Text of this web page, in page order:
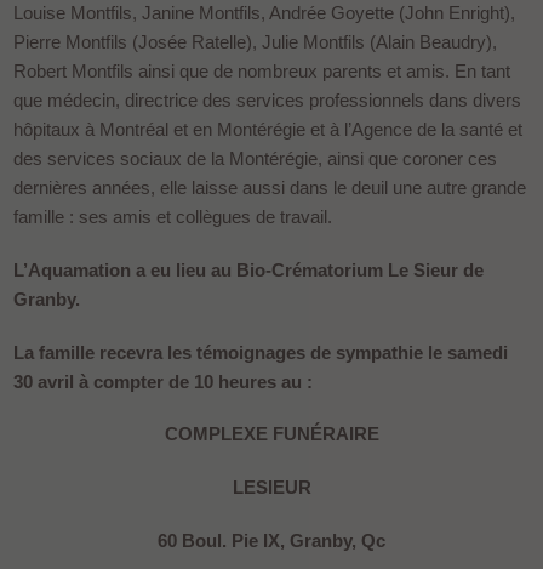
Louise Montfils, Janine Montfils, Andrée Goyette (John Enright),
Pierre Montfils (Josée Ratelle), Julie Montfils (Alain Beaudry),
Robert Montfils ainsi que de nombreux parents et amis. En tant
que médecin, directrice des services professionnels dans divers
hôpitaux à Montréal et en Montérégie et à l’Agence de la santé et
des services sociaux de la Montérégie, ainsi que coroner ces
dernières années, elle laisse aussi dans le deuil une autre grande
famille : ses amis et collègues de travail.
L’Aquamation a eu lieu au Bio-Crématorium Le Sieur de
Granby.
La famille recevra les témoignages de sympathie le samedi
30 avril à compter de 10 heures au :
COMPLEXE FUNÉRAIRE
LESIEUR
60 Boul. Pie IX, Granby, Qc